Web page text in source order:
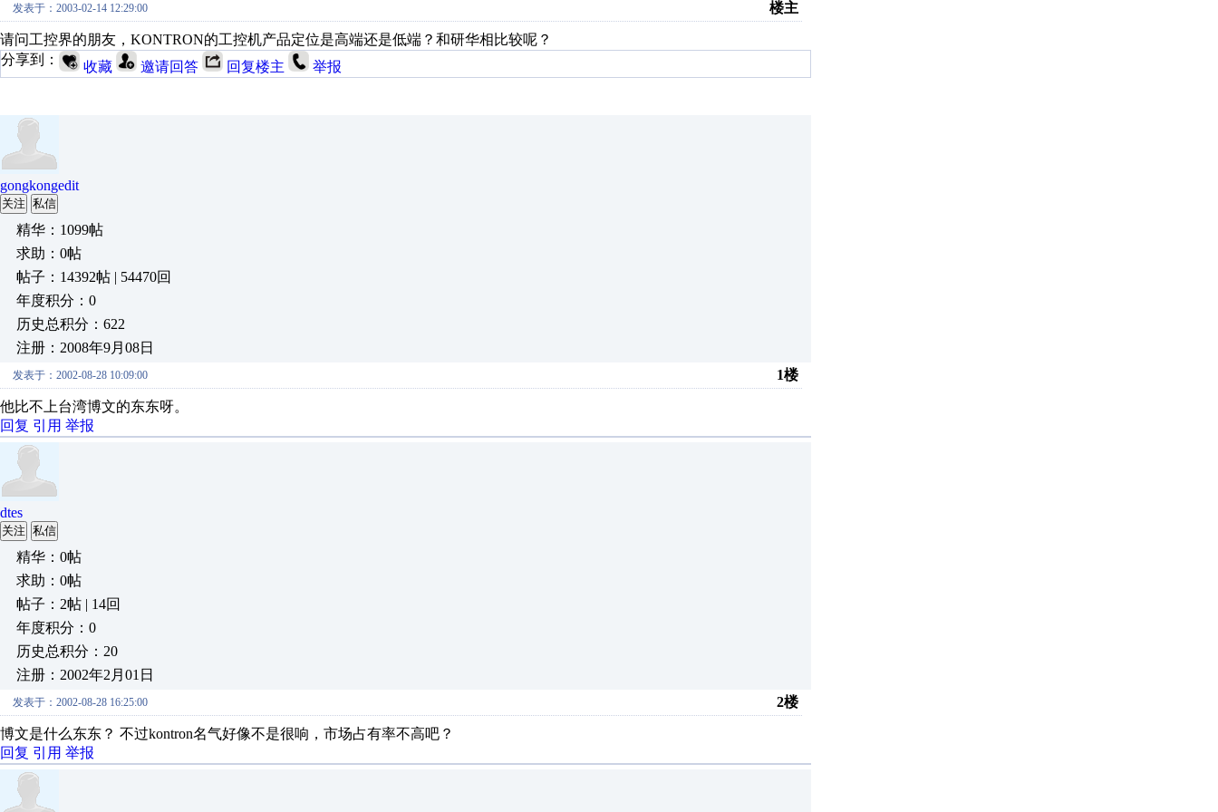
发表于：2003-02-14 12:29:00 楼主
请问工控界的朋友，KONTRON的工控机产品定位是高端还是低端？和研华相比较呢？
分享到：
收藏 邀请回答 回复楼主 举报
gongkongedit
关注 私信
精华：1099帖
求助：0帖
帖子：14392帖 | 54470回
年度积分：0
历史总积分：622
注册：2008年9月08日
发表于：2002-08-28 10:09:00 1楼
他比不上台湾博文的东东呀。
回复 引用 举报
dtes
关注 私信
精华：0帖
求助：0帖
帖子：2帖 | 14回
年度积分：0
历史总积分：20
注册：2002年2月01日
发表于：2002-08-28 16:25:00 2楼
博文是什么东东？ 不过kontron名气好像不是很响，市场占有率不高吧？
回复 引用 举报